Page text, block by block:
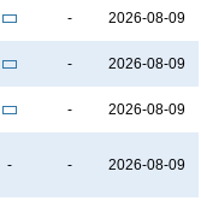
- 2026-08-09
- 2026-08-09
- 2026-08-09
- - 2026-08-09